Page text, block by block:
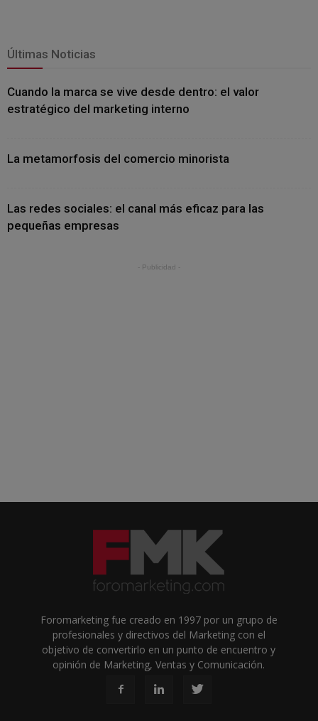
Últimas Noticias
Cuando la marca se vive desde dentro: el valor
estratégico del marketing interno
La metamorfosis del comercio minorista
Las redes sociales: el canal más eficaz para las
pequeñas empresas
- Publicidad -
Foromarketing fue creado en 1997 por un grupo de
profesionales y directivos del Marketing con el
objetivo de convertirlo en un punto de encuentro y
opinión de Marketing, Ventas y Comunicación.